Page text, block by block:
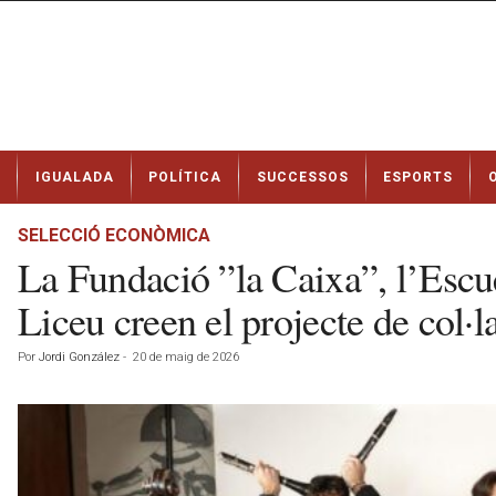
t
IGUALADA POLÍTICA SUCCESSOS ESPORTS
SELECCIÓ ECONÒMICA
La Fundació ”la Caixa”,
Liceu creen el projecte de
Por Jordi González - 20 de maig de 2026